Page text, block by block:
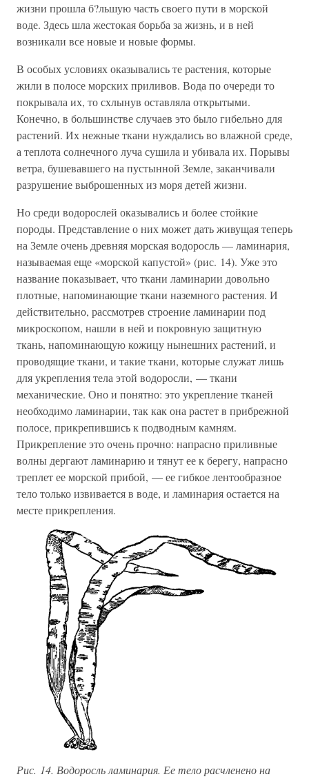
жизни прошла б?льшую часть своего пути в морской
воде. Здесь шла жестокая борьба за жизнь, и в ней
возникали все новые и новые формы.
В особых условиях оказывались те растения, которые
жили в полосе морских приливов. Вода по очереди то
покрывала их, то схлынув оставляла открытыми.
Конечно, в большинстве случаев это было гибельно для
растений. Их нежные ткани нуждались во влажной среде,
а теплота солнечного луча сушила и убивала их. Порывы
ветра, бушевавшего на пустынной Земле, заканчивали
разрушение выброшенных из моря детей жизни.
Но среди водорослей оказывались и более стойкие
породы. Представление о них может дать живущая теперь
на Земле очень древняя морская водоросль — ламинария,
называемая еще «морской капустой» (рис. 14). Уже это
название показывает, что ткани ламинарии довольно
плотные, напоминающие ткани наземного растения. И
действительно, рассмотрев строение ламинарии под
микроскопом, нашли в ней и покровную защитную
ткань, напоминающую кожицу нынешних растений, и
проводящие ткани, и такие ткани, которые служат лишь
для укрепления тела этой водоросли, — ткани
механические. Оно и понятно: это укрепление тканей
необходимо ламинарии, так как она растет в прибрежной
полосе, прикрепившись к подводным камням.
Прикрепление это очень прочно: напрасно приливные
волны дергают ламинарию и тянут ее к берегу, напрасно
треплет ее морской прибой, — ее гибкое лентообразное
тело только извивается в воде, и ламинария остается на
месте прикрепления.
Рис. 14. Водоросль ламинария. Ее тело расчленено на